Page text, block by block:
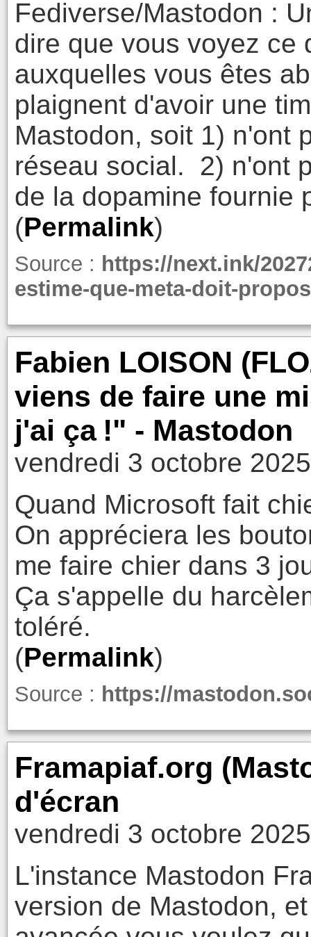
Fediverse/Mastodon :
dire que vous voyez ce
auxquelles vous êtes
plaignent d'avoir une
Mastodon, soit 1) n'ont
réseau social. 2) n'ont
de la dopamine fournie
(Permalink)
Source : https://next.ink/
estime-que-meta-doit-
Fabien LOISON
viens de faire une
j'ai ça !" - Mastodon
vendredi 3 octobre
Quand Microsoft fait
On appréciera les
me faire chier dans 3
Ça s'appelle du
toléré.
(Permalink)
Source : https://
Framapiaf.org
d'écran
vendredi 3 octobre
L'instance Mastodon
version de Mastodon,